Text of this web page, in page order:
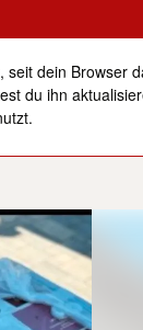
dein Browser
du ihn